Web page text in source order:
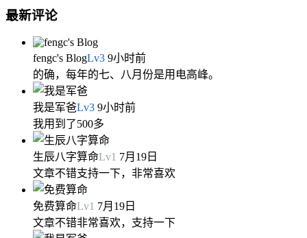
最新评论
fengc's BlogLv3 9小时前
的确，每年的七、八月份是用电高峰。
我是军爸Lv3 9小时前
我用到了500多
生辰八字算命Lv1 7月19日
文章不错支持一下，非常喜欢
免费算命Lv1 7月19日
文章不错非常喜欢，支持一下